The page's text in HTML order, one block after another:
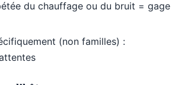
du chauffage ou du bruit = gage
(non familles) :